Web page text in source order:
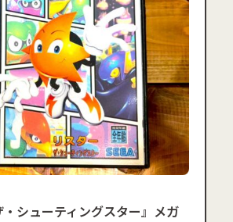
・シューティングスター』メガ